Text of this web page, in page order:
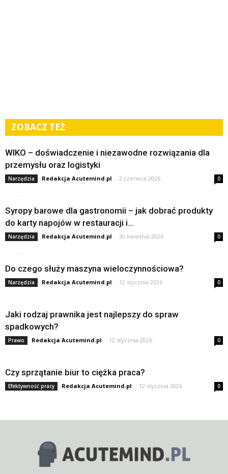
ZOBACZ TEŻ
WIKO – doświadczenie i niezawodne rozwiązania dla
przemysłu oraz logistyki
Narzędzia Redakcja Acutemind.pl - 2 czerwca 2026 0
Syropy barowe dla gastronomii – jak dobrać produkty
do karty napojów w restauracji i...
Narzędzia Redakcja Acutemind.pl - 30 kwietnia 2026 0
Do czego służy maszyna wieloczynnościowa?
Narzędzia Redakcja Acutemind.pl - 12 stycznia 2026 0
Jaki rodzaj prawnika jest najlepszy do spraw
spadkowych?
Prawo Redakcja Acutemind.pl - 12 stycznia 2026 0
Czy sprzątanie biur to ciężka praca?
Efektywność pracy Redakcja Acutemind.pl - 12 stycznia 2026 0